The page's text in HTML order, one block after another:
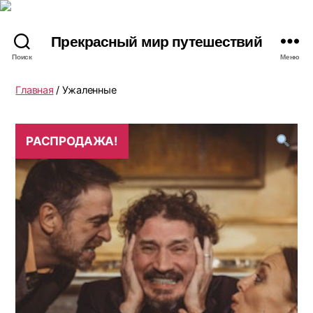
Поиск
Прекрасный мир путешествий
Меню
Главная / Ужаленные
РАСПРОДАЖА!